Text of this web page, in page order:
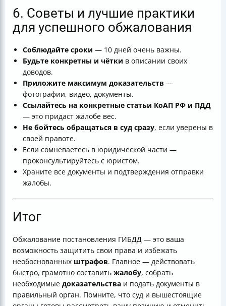
6. Советы и лучшие практики
для успешного обжалования
Соблюдайте сроки — 10 дней очень важны.
Будьте конкретны и чётки в описании своих
доводов.
Приложите максимум доказательств —
фотографии, видео, документы.
Ссылайтесь на конкретные статьи КоАП РФ и ПДД
— это придаст жалобе вес.
Не бойтесь обращаться в суд сразу, если уверены в
своей правоте.
Если сомневаетесь в юридической части —
проконсультируйтесь с юристом.
Храните все документы и подтверждения отправки
жалобы.
Итог
Обжалование постановления ГИБДД — это ваша
возможность защитить свои права и избежать
необоснованных штрафов. Главное — действовать
быстро, грамотно составить жалобу, собрать
необходимые доказательства и подать документы в
правильный орган. Помните, что суд и вышестоящие